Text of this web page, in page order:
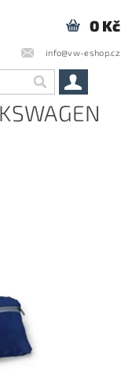
info@vw-eshop.cz
0 Kč